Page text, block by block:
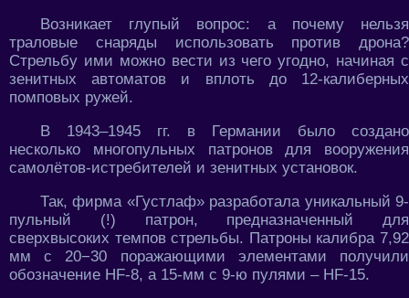
Возникает глупый вопрос: а почему нельзя
траловые снаряды использовать против дрона?
Стрельбу ими можно вести из чего угодно, начиная с
зенитных автоматов и вплоть до 12-калиберных
помповых ружей.
В 1943–1945 гг. в Германии было создано
несколько многопульных патронов для вооружения
самолётов-истребителей и зенитных установок.
Так, фирма «Густлаф» разработала уникальный 9-
пульный (!) патрон, предназначенный для
сверхвысоких темпов стрельбы. Патроны калибра 7,92
мм с 20−30 поражающими элементами получили
обозначение HF-8, а 15-мм с 9-ю пулями – HF-15.